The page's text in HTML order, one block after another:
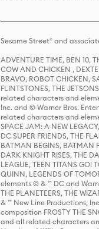
Sesame Street® and
ADVENTURE TIME, BEN 10,
COW AND CHICKEN ,
BRAVO, ROBOT CHICKEN,
FLINTSTONES, THE
related characters and
Inc. and © Warner Bros.
related characters and
SPACE JAM: A NEW
DC SUPER FRIENDS, THE
BATMAN BEGINS, BATMAN
DARK KNIGHT RISES, THE
LEAGUE, TEEN TITANS GO!
QUINN, LEGENDS OF
elements © & ™ DC and
THE PLANETEERS, THE
& ™ New Line Productions,
composition FROSTY THE
and all related characters